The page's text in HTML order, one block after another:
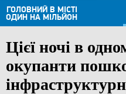
ГОЛОВНИЙ В МІСТІ
ОДИН НА МІЛЬЙОН
Цієї ночі в
окупанти